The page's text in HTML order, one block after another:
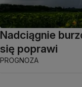
Nadciągnie
się poprawi
PROGNOZA